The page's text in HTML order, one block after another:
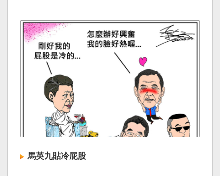
馬英九貼冷屁股